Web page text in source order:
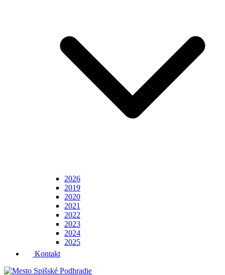
2026
2019
2020
2021
2022
2023
2024
2025
Kontakt